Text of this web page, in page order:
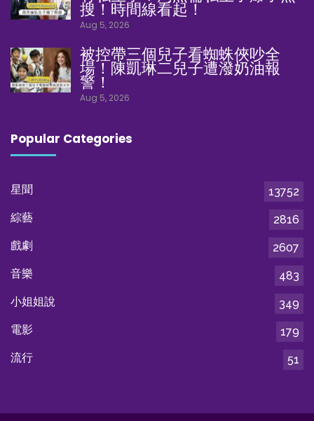
搜！時間線看起！
Aug 5, 2026
被控帶三個兒子看蜘蛛俠吵全
場！陳凱琳二兒子遭潑奶油報
警！
Aug 5, 2026
Popular Categories
星聞
13752
綜藝
2816
戲劇
2607
音樂
483
小姐姐說
349
電影
179
流行
51